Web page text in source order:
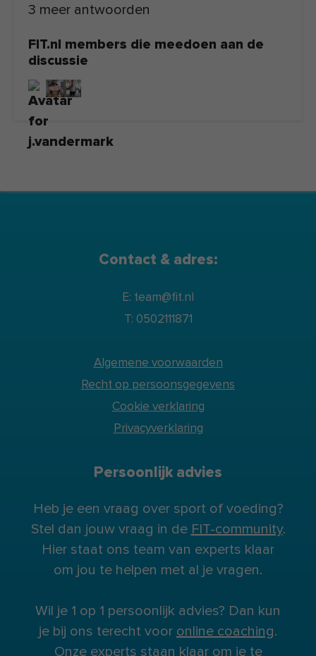
3 meer antwoorden
FIT.nl members die meedoen aan de
discussie
Contact & adres:
E: team@fit.nl
T: 0502111871
Algemene voorwaarden
Recht op persoonsgegevens
Cookie verklaring
Privacyverklaring
Persoonlijk advies
Heb je een vraag over sport of voeding?
Stel dan jouw vraag in de FIT-community.
Hier staat ons team van experts klaar
om jou te helpen met al je vragen.
Wil je 1 op 1 persoonlijk advies? Dan kun
je bij ons terecht voor online coaching.
Onze experts staan klaar om je te